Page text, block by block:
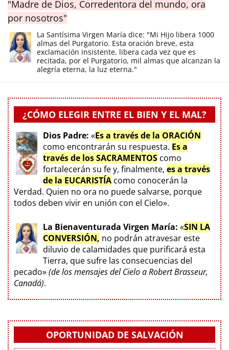
"Madre de Dios, Corredentora del mundo, ora
por nosotros"
La Santísima Virgen María dice: "Mi Hijo libera 1000
almas del Purgatorio. Esta oración breve, esta
exclamación insistente, libera cada vez que es
recitada, por el Purgatorio, mil almas que alcanzan la
alegría eterna, la luz eterna."
¿CÓMO ELEGIR ENTRE EL BIEN Y EL MAL?
Dios Padre: «Es a través de la ORACIÓN
como encontrarán su respuesta. Es a
través de los SACRAMENTOS como
fortalecerán su fe y, finalmente, es a través
de la EUCARISTÍA como conocerán la
Verdad. Quien no ora no puede salvarse, porque
todos deben vivir en unión con el Cielo».
La Bienaventurada Virgen María: «SIN LA
CONVERSIÓN, no podrán atravesar este
diluvio de calamidades que purificará esta
Tierra, que sufre las consecuencias del
pecado»(de los mensajes del Cielo a Robert Brasseur,
Canadá).
OPORTUNIDAD DE SALVACIÓN